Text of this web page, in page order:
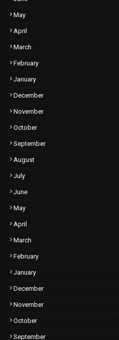
May
April
March
February
January
December
November
October
September
August
July
June
May
April
March
February
January
December
November
October
September